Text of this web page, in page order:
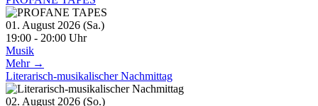
01. August 2026 (Sa.)
19:00 - 20:00 Uhr
Musik
Mehr →
Literarisch-musikalischer Nachmittag
02. August 2026 (So.)